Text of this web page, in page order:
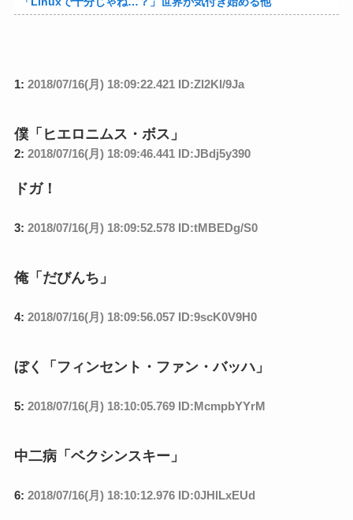
1: 2018/07/16(月) 18:09:22.421 ID:Zl2Kl/9Ja
僕「ヒエロニムス・ボス」
2: 2018/07/16(月) 18:09:46.441 ID:JBdj5y390
ドガ！
3: 2018/07/16(月) 18:09:52.578 ID:tMBEDg/S0
俺「だびんち」
4: 2018/07/16(月) 18:09:56.057 ID:9scK0V9H0
ぼく「フィンセント・ファン・バッハ」
5: 2018/07/16(月) 18:10:05.769 ID:McmpbYYrM
中二病「ベクシンスキー」
6: 2018/07/16(月) 18:10:12.976 ID:0JHlLxEUd